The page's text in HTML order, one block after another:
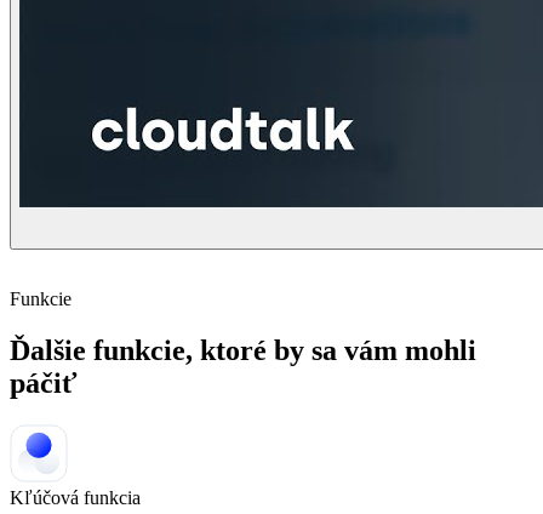
Funkcie
Ďalšie funkcie, ktoré by sa vám mohli
páčiť
Kľúčová funkcia